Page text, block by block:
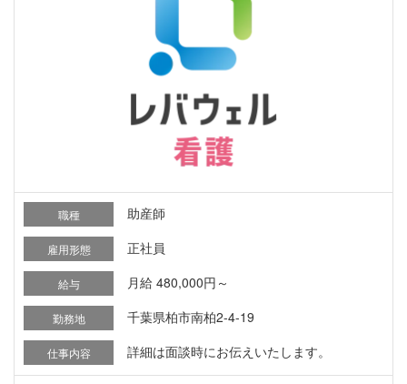
職種 助産師
雇用形態 正社員
給与 月給 480,000円～
勤務地 千葉県柏市南柏2-4-19
仕事内容 詳細は面談時にお伝えいたします。